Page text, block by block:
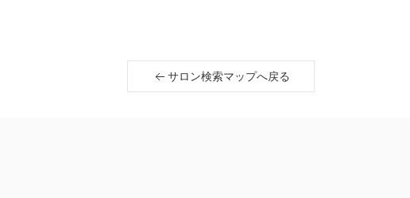
サロン検索マップへ戻る